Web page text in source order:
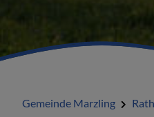
Gemeinderat
Gemeinde Marzling